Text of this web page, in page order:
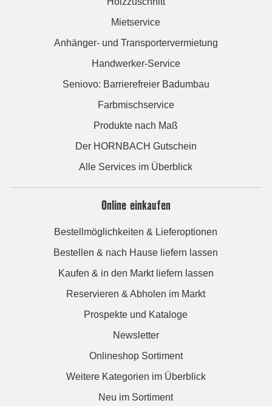
Mietservice
Anhänger- und Transportervermietung
Handwerker-Service
Seniovo: Barrierefreier Badumbau
Farbmischservice
Produkte nach Maß
Der HORNBACH Gutschein
Alle Services im Überblick
Online einkaufen
Bestellmöglichkeiten & Lieferoptionen
Bestellen & nach Hause liefern lassen
Kaufen & in den Markt liefern lassen
Reservieren & Abholen im Markt
Prospekte und Kataloge
Newsletter
Onlineshop Sortiment
Weitere Kategorien im Überblick
Neu im Sortiment